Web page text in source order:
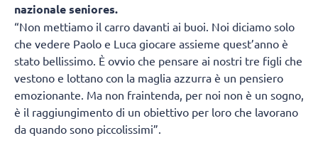
nazionale seniores.
“Non mettiamo il carro davanti ai buoi. Noi diciamo solo
che vedere Paolo e Luca giocare assieme quest’anno è
stato bellissimo. È ovvio che pensare ai nostri tre figli che
vestono e lottano con la maglia azzurra è un pensiero
emozionante. Ma non fraintenda, per noi non è un sogno,
è il raggiungimento di un obiettivo per loro che lavorano
da quando sono piccolissimi”.